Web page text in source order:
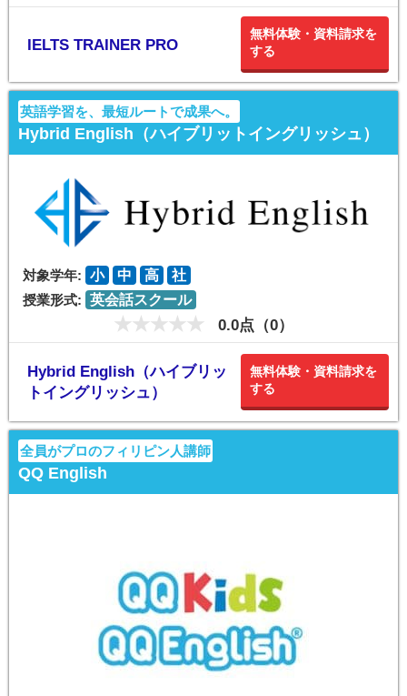
IELTS TRAINER PRO
無料体験・資料請求を
する
英語学習を、最短ルートで成果へ。
Hybrid English（ハイブリットイングリッシュ）
対象学年: 小 中 高
社
授業形式: 英会話スクール
0.0点（0）
Hybrid English（ハイブリッ
トイングリッシュ）
無料体験・資料請求を
する
全員がプロのフィリピン人講師
QQ English